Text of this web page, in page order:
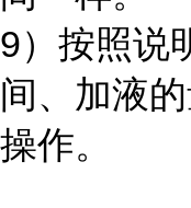
9）按照说
间、加液
操作。